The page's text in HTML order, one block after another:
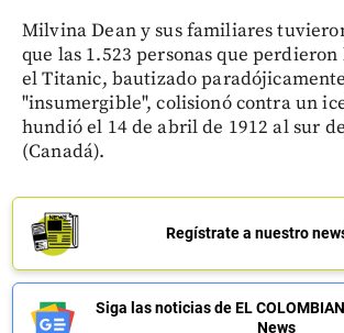
Milvina Dean y sus familiares
que las 1.523 personas que
el Titanic, bautizado
"insumergible", colisionó contra un
hundió el 14 de abril de 1912 al sur
(Canadá).
Regístrate a nuestro
Siga las noticias de EL
News